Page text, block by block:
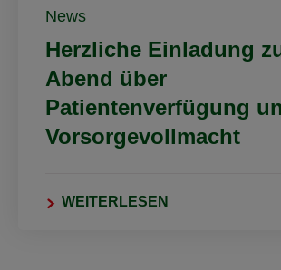
News
Herzliche Einladung
Abend über
Patientenverfügung
Vorsorgevollmacht
WEITERLESEN